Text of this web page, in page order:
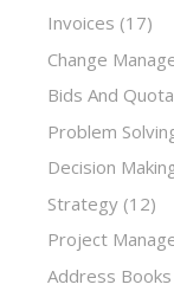
Invoices (17)
Change
Bids And
Problem
Decision
Strategy (12)
Project
Address Books